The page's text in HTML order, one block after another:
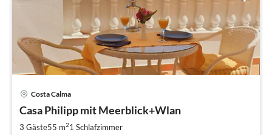
Costa Calma
Casa Philipp mit Meerblick+Wlan
3 Gäste55 m21 Schlafzimmer